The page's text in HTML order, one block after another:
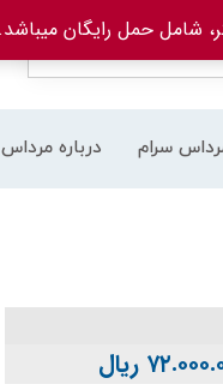
سرام درباره مرداس
ریال